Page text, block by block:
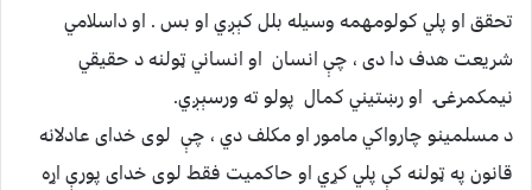
تحقق او پلي کولومهمه وسيله بلل کېږي او بس . او داسلامي
شريعت هدف دا دى ، چې انسان او انساني ټولنه د حقيقي
نيمکمرغۍ او رښتيني کمال پولو ته ورسېږي.
د مسلمينو چارواکي مامور او مکلف دي ، چې لوى خداى عادلانه
قانون په ټولنه کې پلي کړي او حاکميت فقط لوى خداى پورې اړه